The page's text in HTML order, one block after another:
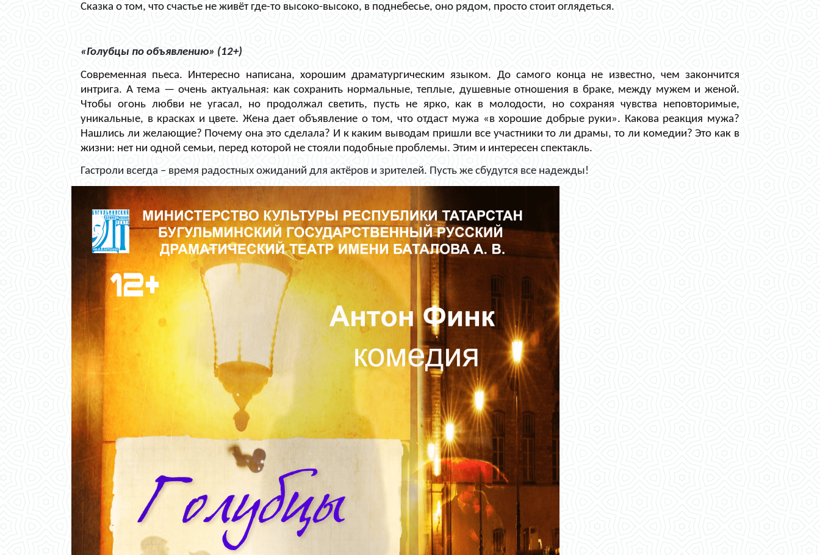
Сказка о том, что счастье не живёт где-то высоко-высоко, в поднебесье, оно рядом, просто стоит оглядеться.
«Голубцы по объявлению» (12+)
Современная пьеса. Интересно написана, хорошим драматургическим языком. До самого конца не известно, чем закончится
интрига. А тема — очень актуальная: как сохранить нормальные, теплые, душевные отношения в браке, между мужем и женой.
Чтобы огонь любви не угасал, но продолжал светить, пусть не ярко, как в молодости, но сохраняя чувства неповторимые,
уникальные, в красках и цвете. Жена дает объявление о том, что отдаст мужа «в хорошие добрые руки». Какова реакция мужа?
Нашлись ли желающие? Почему она это сделала? И к каким выводам пришли все участники то ли драмы, то ли комедии? Это как в
жизни: нет ни одной семьи, перед которой не стояли подобные проблемы. Этим и интересен спектакль.
Гастроли всегда – время радостных ожиданий для актёров и зрителей. Пусть же сбудутся все надежды!